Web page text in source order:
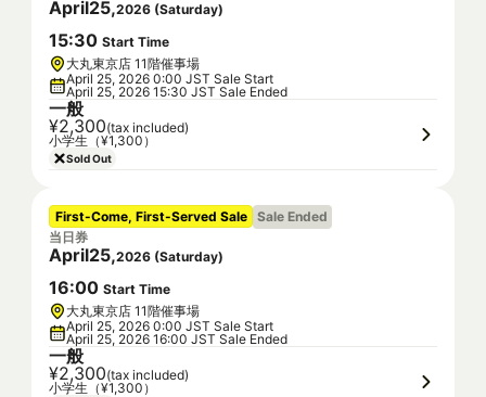
April25,2026 (Saturday)
15:30 Start Time
大丸東京店 11階催事場
April 25, 2026 0:00 JST Sale Start
April 25, 2026 15:30 JST Sale Ended
一般
¥2,300(tax included)
小学生（¥1,300）
Sold Out
First-Come, First-Served Sale Sale Ended
当日券
April25,2026 (Saturday)
16:00 Start Time
大丸東京店 11階催事場
April 25, 2026 0:00 JST Sale Start
April 25, 2026 16:00 JST Sale Ended
一般
¥2,300(tax included)
小学生（¥1,300）